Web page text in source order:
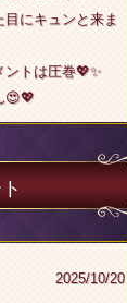
にキュンと来ま
トは圧巻💖✨
😍💖
2025/10/20